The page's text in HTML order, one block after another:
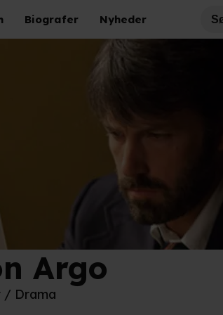
Biografer Nyheder
Argo
/ Drama